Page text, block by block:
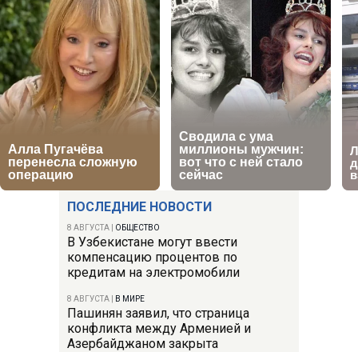
ПОСЛЕДНИЕ НОВОСТИ
8 АВГУСТА ОБЩЕСТВО
В Узбекистане могут ввести
компенсацию процентов по
кредитам на электромобили
8 АВГУСТА В МИРЕ
Пашинян заявил, что страница
конфликта между Арменией и
Азербайджаном закрыта